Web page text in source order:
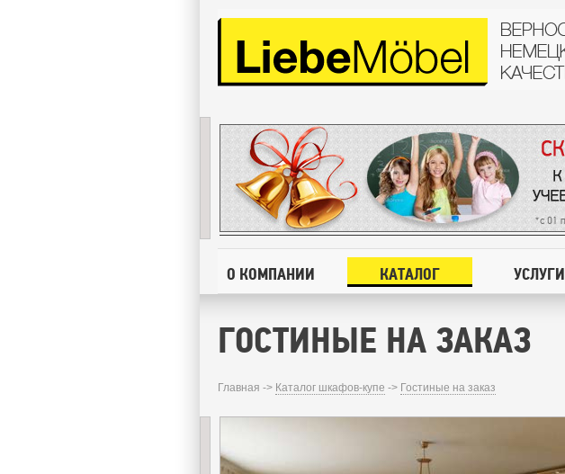
О КОМПАНИИ КАТАЛОГ УСЛУГИ
ГОСТИНЫЕ НА ЗАКАЗ
Главная -> Каталог шкафов-купе -> Гостиные на заказ